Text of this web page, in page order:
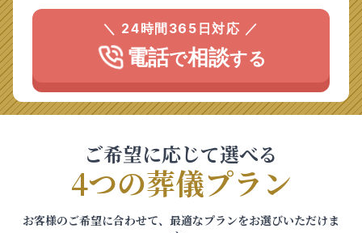
＼ 24時間365日対応 ／
電話で相談する
ご希望に応じて選べる
4つの葬儀プラン
お客様のご希望に合わせて、最適なプランをお選びいただけま